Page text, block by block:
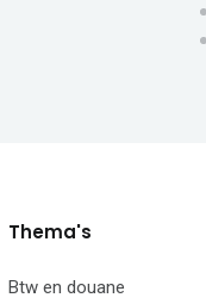
Thema's
Btw en douane